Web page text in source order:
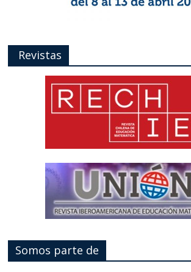
Revistas
Somos parte de